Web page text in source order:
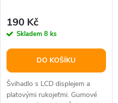
190 Kč
Skladem 8 ks
DO KOŠÍKU
Švihadlo s LCD displejem a
platovými rukojeťmi. Gumové